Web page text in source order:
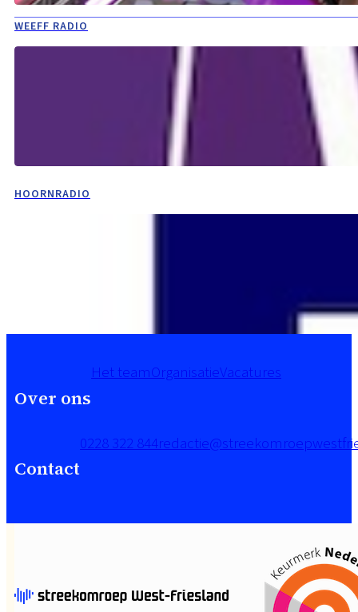
WEEFF RADIO
HOORNRADIO
Over ons
Het teamOrganisatieVacatures
Contact
0228 322 844